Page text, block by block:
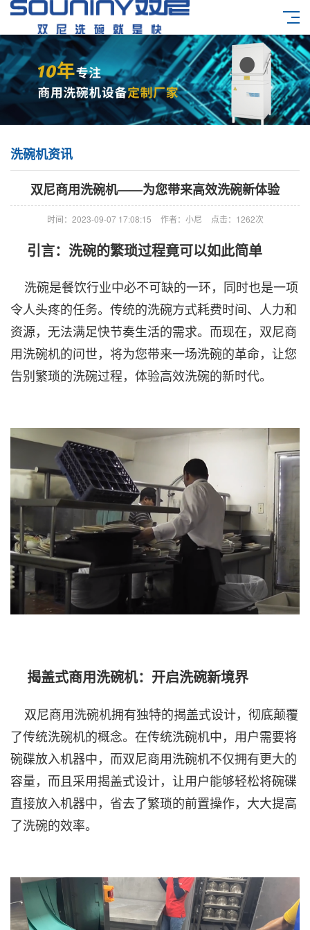
洗碗机资讯
双尼商用洗碗机——为您带来高效洗碗新体验
时间：2023-09-07 17:08:15 作者：小尼 点击： 1262次
引言：洗碗的繁琐过程竟可以如此简单
洗碗是餐饮行业中必不可缺的一环，同时也是一项
令人头疼的任务。传统的洗碗方式耗费时间、人力和
资源，无法满足快节奏生活的需求。而现在，双尼商
用洗碗机的问世，将为您带来一场洗碗的革命，让您
告别繁琐的洗碗过程，体验高效洗碗的新时代。
揭盖式商用洗碗机：开启洗碗新境界
双尼商用洗碗机拥有独特的揭盖式设计，彻底颠覆
了传统洗碗机的概念。在传统洗碗机中，用户需要将
碗碟放入机器中，而双尼商用洗碗机不仅拥有更大的
容量，而且采用揭盖式设计，让用户能够轻松将碗碟
直接放入机器中，省去了繁琐的前置操作，大大提高
了洗碗的效率。